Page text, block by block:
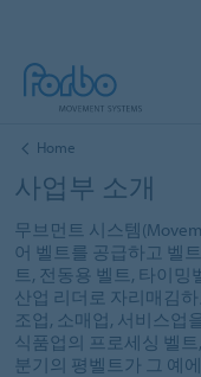
Home
사업부 소개
무브먼트 시스템
어 벨트를 공급하고 벨
트, 전동용 벨트, 타이
산업 리더로 자리매김
조업, 소매업, 서비스업
식품업의 프로세싱 벨
분기의 평벨트가 그 예